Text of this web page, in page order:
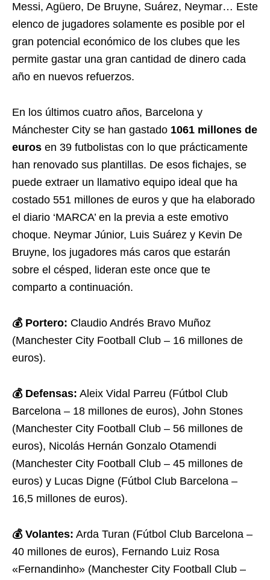
Messi, Agüero, De Bruyne, Suárez, Neymar… Este
elenco de jugadores solamente es posible por el
gran potencial económico de los clubes que les
permite gastar una gran cantidad de dinero cada
año en nuevos refuerzos.
En los últimos cuatro años, Barcelona y
Mánchester City se han gastado 1061 millones de
euros en 39 futbolistas con lo que prácticamente
han renovado sus plantillas. De esos fichajes, se
puede extraer un llamativo equipo ideal que ha
costado 551 millones de euros y que ha elaborado
el diario ‘MARCA’ en la previa a este emotivo
choque. Neymar Júnior, Luis Suárez y Kevin De
Bruyne, los jugadores más caros que estarán
sobre el césped, lideran este once que te
comparto a continuación.
💰 Portero: Claudio Andrés Bravo Muñoz
(Manchester City Football Club – 16 millones de
euros).
💰 Defensas: Aleix Vidal Parreu (Fútbol Club
Barcelona – 18 millones de euros), John Stones
(Manchester City Football Club – 56 millones de
euros), Nicolás Hernán Gonzalo Otamendi
(Manchester City Football Club – 45 millones de
euros) y Lucas Digne (Fútbol Club Barcelona –
16,5 millones de euros).
💰 Volantes: Arda Turan (Fútbol Club Barcelona –
40 millones de euros), Fernando Luiz Rosa
«Fernandinho» (Manchester City Football Club –